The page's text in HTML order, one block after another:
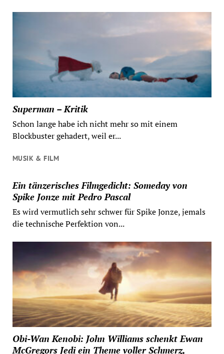
Superman – Kritik
Schon lange habe ich nicht mehr so mit einem
Blockbuster gehadert, weil er...
MUSIK & FILM
Ein tänzerisches Filmgedicht: Someday von
Spike Jonze mit Pedro Pascal
Es wird vermutlich sehr schwer für Spike Jonze, jemals
die technische Perfektion von...
Obi-Wan Kenobi: John Williams schenkt Ewan
McGregors Jedi ein Theme voller Schmerz,